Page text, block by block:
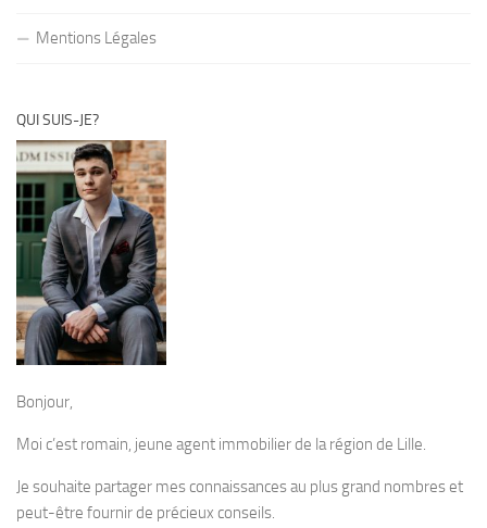
Mentions Légales
QUI SUIS-JE?
Bonjour,
Moi c’est romain, jeune agent immobilier de la région de Lille.
Je souhaite partager mes connaissances au plus grand nombres et
peut-être fournir de précieux conseils.